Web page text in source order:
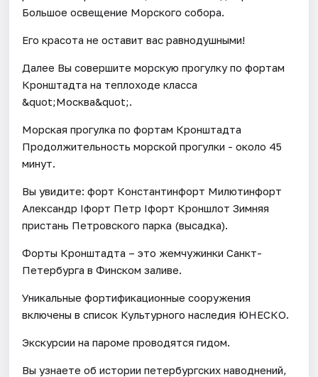
Большое освещение Морского собора.
Его красота не оставит вас равнодушными!
Далее Вы совершите морскую прогулку по фортам
Кронштадта на теплоходе класса
&quot;Москва&quot;.
Морская прогулка по фортам Кронштадта
Продолжительность морской прогулки - около 45
минут.
Вы увидите: форт Константинфорт Милютинфорт
Александр Iфорт Петр Iфорт Кроншлот Зимняя
пристань Петровского парка (высадка).
Форты Кронштадта – это жемчужинки Санкт-
Петербурга в Финском заливе.
Уникальные фортификационные сооружения
включены в список Культурного наследия ЮНЕСКО.
Экскурсии на пароме проводятся гидом.
Вы узнаете об истории петербургских наводнений,